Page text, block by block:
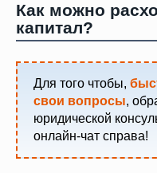
Как можно
капитал?
Для того чтобы,
свои вопросы,
юридической
онлайн-чат справа!